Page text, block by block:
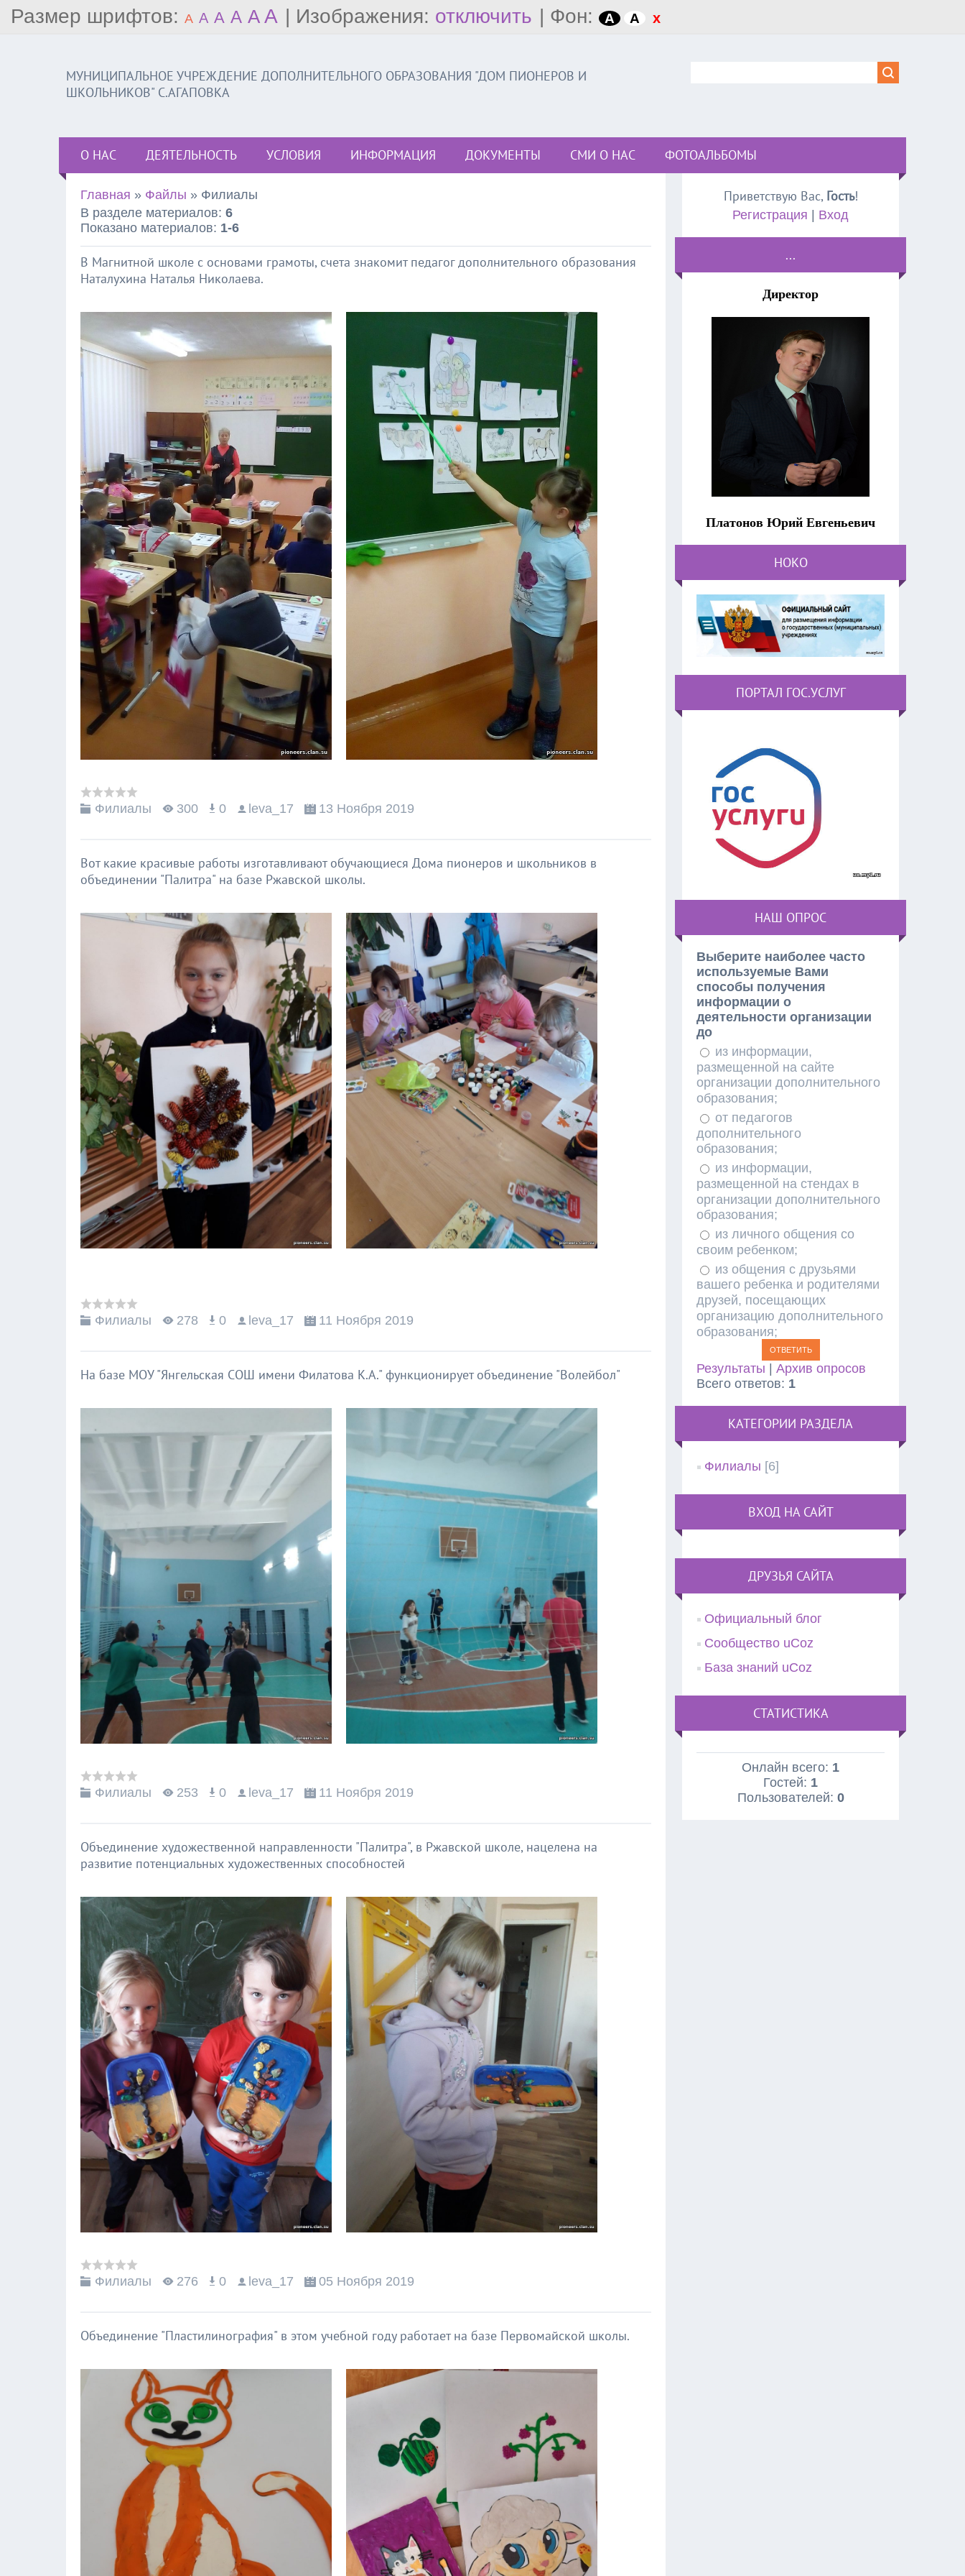
Размер шрифтов: A A A A A A | Изображения: отключить | Фон: A A x
МУНИЦИПАЛЬНОЕ УЧРЕЖДЕНИЕ ДОПОЛНИТЕЛЬНОГО ОБРАЗОВАНИЯ "ДОМ ПИОНЕРОВ И
ШКОЛЬНИКОВ" С.АГАПОВКА
О НАС ДЕЯТЕЛЬНОСТЬ УСЛОВИЯ ИНФОРМАЦИЯ ДОКУМЕНТЫ СМИ О НАС ФОТОАЛЬБОМЫ
Главная » Файлы » Филиалы
В разделе материалов: 6
Показано материалов: 1-6
В Магнитной школе с основами грамоты, счета знакомит педагог дополнительного образования
Наталухина Наталья Николаева.
Филиалы 300 0 leva_17 13 Ноября 2019
Вот какие красивые работы изготавливают обучающиеся Дома пионеров и школьников в
объединении "Палитра" на базе Ржавской школы.
Филиалы 278 0 leva_17 11 Ноября 2019
На базе МОУ "Янгельская СОШ имени Филатова К.А." функционирует объединение "Волейбол"
Филиалы 253 0 leva_17 11 Ноября 2019
Объединение художественной направленности "Палитра", в Ржавской школе, нацелена на
развитие потенциальных художественных способностей
Филиалы 276 0 leva_17 05 Ноября 2019
Объединение "Пластилинография" в этом учебной году работает на базе Первомайской школы.
Приветствую Вас, Гость!
Регистрация Вход
...
Директор
Платонов Юрий Евгеньевич
НОКО
ПОРТАЛ ГОС.УСЛУГ
НАШ ОПРОС
Выберите наиболее часто
используемые Вами
способы получения
информации о
деятельности организации
до
из информации,
размещенной на сайте
организации дополнительного
образования;
от педагогов
дополнительного
образования;
из информации,
размещенной на стендах в
организации дополнительного
образования;
из личного общения со
своим ребенком;
из общения с друзьями
вашего ребенка и родителями
друзей, посещающих
организацию дополнительного
образования;
Результаты |Архив опросов
Всего ответов: 1
КАТЕГОРИИ РАЗДЕЛА
Филиалы [6]
ВХОД НА САЙТ
ДРУЗЬЯ САЙТА
Официальный блог
Сообщество uCoz
База знаний uCoz
СТАТИСТИКА
Онлайн всего: 1
Гостей: 1
Пользователей: 0